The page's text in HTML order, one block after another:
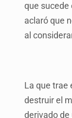
que sucede
aclaró que
al
La que trae
destruir el
derivado de